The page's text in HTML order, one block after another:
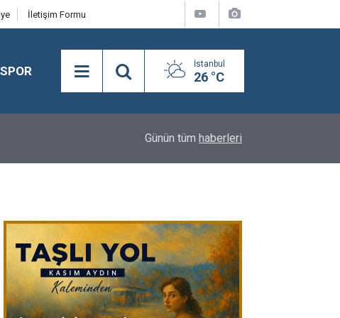
İletişim Formu
SPOR İstanbul
26 °C
Prof. Selahattin Batu Koşusu'nu Syntagma
Günün tüm haberleri